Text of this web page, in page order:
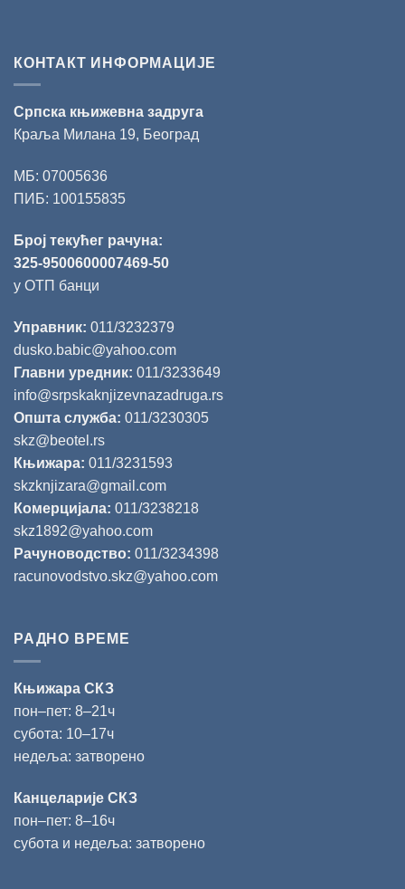
КОНТАКТ ИНФОРМАЦИЈЕ
Српска књижевна задруга
Краља Милана 19, Београд
МБ: 07005636
ПИБ: 100155835
Број текућег рачуна:
325-9500600007469-50
у ОТП банци
Управник: 011/3232379
dusko.babic@yahoo.com
Главни уредник: 011/3233649
info@srpskaknjizevnazadruga.rs
Општа служба: 011/3230305
skz@beotel.rs
Књижара: 011/3231593
skzknjizara@gmail.com
Комерцијала: 011/3238218
skz1892@yahoo.com
Рачуноводство: 011/3234398
racunovodstvo.skz@yahoo.com
РАДНО ВРЕМЕ
Књижара СКЗ
пон‒пет: 8‒21ч
субота: 10‒17ч
недеља: затворено
Канцеларије СКЗ
пон‒пет: 8‒16ч
субота и недеља: затворено